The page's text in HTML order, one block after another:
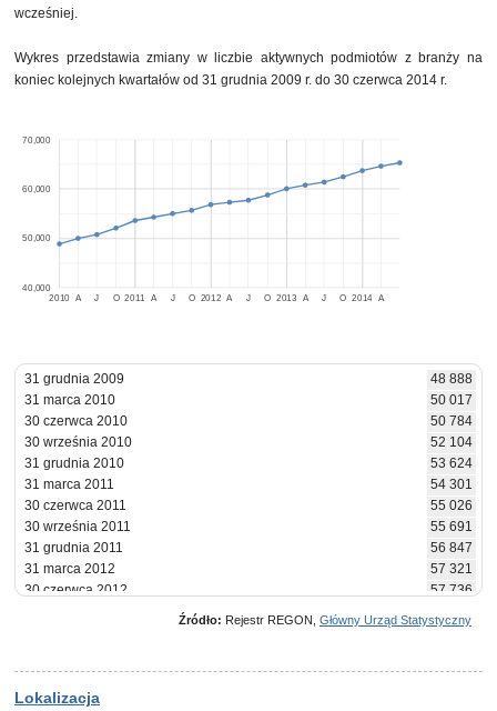
wcześniej.
Wykres przedstawia zmiany w liczbie aktywnych podmiotów z branży na
koniec kolejnych kwartałów od 31 grudnia 2009 r. do 30 czerwca 2014 r.
2010 2011 2012 2013 2014
A J O A J O A J O A J O A
40,000
50,000
60,000
70,000
31 grudnia 2009
48 888
31 marca 2010
50 017
30 czerwca 2010
50 784
30 września 2010
52 104
31 grudnia 2010
53 624
31 marca 2011
54 301
30 czerwca 2011
55 026
30 września 2011
55 691
31 grudnia 2011
56 847
31 marca 2012
57 321
30 czerwca 2012
57 736
30 czerwca 2013
61 401
30 września 2013
Źródło: Rejestr REGON, Główny Urząd Statystyczny
Lokalizacja